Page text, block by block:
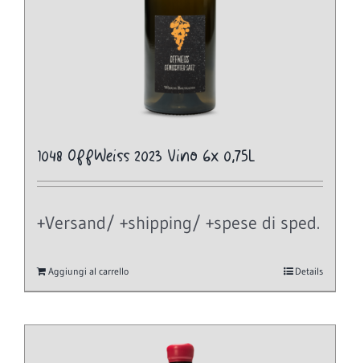
1048 OffWeiss 2023 Vino 6x 0,75L
+Versand/ +shipping/ +spese di sped.
Aggiungi al carrello Details